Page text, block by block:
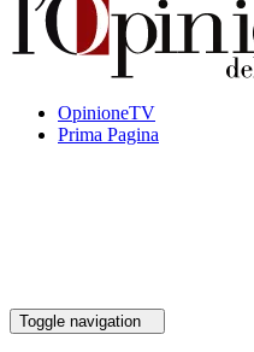
OpinioneTV
Prima Pagina
Toggle navigation